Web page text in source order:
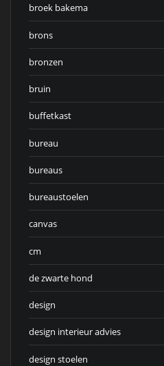
broek bakema
brons
bronzen
bruin
buffetkast
bureau
bureaus
bureaustoelen
canvas
cm
de zwarte hond
design
design interieur advies
design stoelen